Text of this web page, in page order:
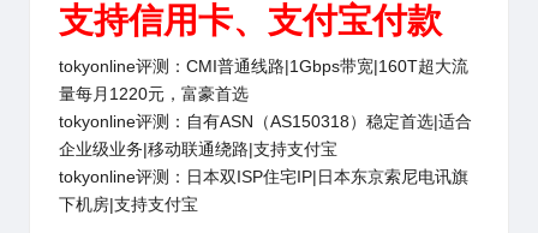
支持信用卡、支付宝付款
tokyonline评测：CMI普通线路|1Gbps带宽|160T超大流
量每月1220元，富豪首选
tokyonline评测：自有ASN（AS150318）稳定首选|适合
企业级业务|移动联通绕路|支持支付宝
tokyonline评测：日本双ISP住宅IP|日本东京索尼电讯旗
下机房|支持支付宝